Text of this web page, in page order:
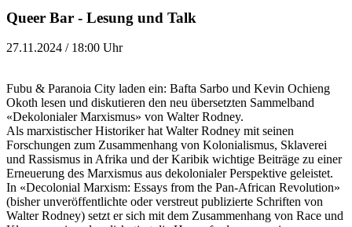
Queer Bar - Lesung und Talk
27.11.2024 / 18:00 Uhr
Fubu & Paranoia City laden ein: Bafta Sarbo und Kevin Ochieng
Okoth lesen und diskutieren den neu übersetzten Sammelband
«Dekolonialer Marxismus» von Walter Rodney.
Als marxistischer Historiker hat Walter Rodney mit seinen
Forschungen zum Zusammenhang von Kolonialismus, Sklaverei
und Rassismus in Afrika und der Karibik wichtige Beiträge zu einer
Erneuerung des Marxismus aus dekolonialer Perspektive geleistet.
In «Decolonial Marxism: Essays from the Pan-African Revolution»
(bisher unveröffentlichte oder verstreut publizierte Schriften von
Walter Rodney) setzt er sich mit dem Zusammenhang von Race und